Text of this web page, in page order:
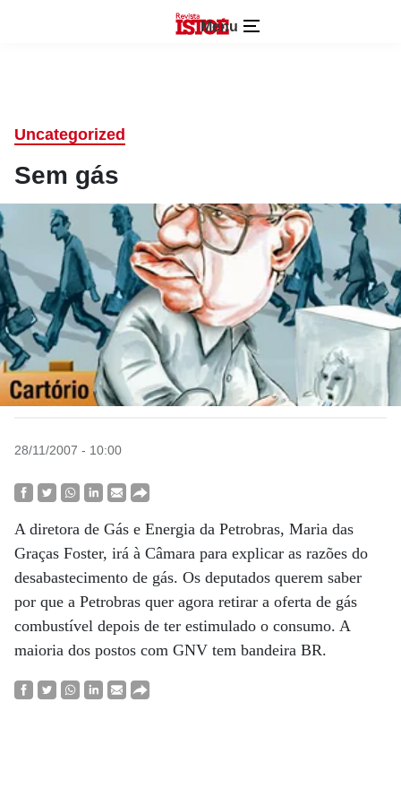
Menu
Uncategorized
Sem gás
28/11/2007 - 10:00
A diretora de Gás e Energia da Petrobras, Maria das
Graças Foster, irá à Câmara para explicar as razões do
desabastecimento de gás. Os deputados querem saber
por que a Petrobras quer agora retirar a oferta de gás
combustível depois de ter estimulado o consumo. A
maioria dos postos com GNV tem bandeira BR.